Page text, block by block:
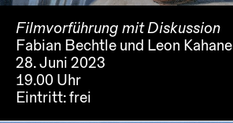
Filmvorführung mit Diskussion
Fabian Bechtle und Leon Kahane
28. Juni 2023
19.00 Uhr
Eintritt:frei